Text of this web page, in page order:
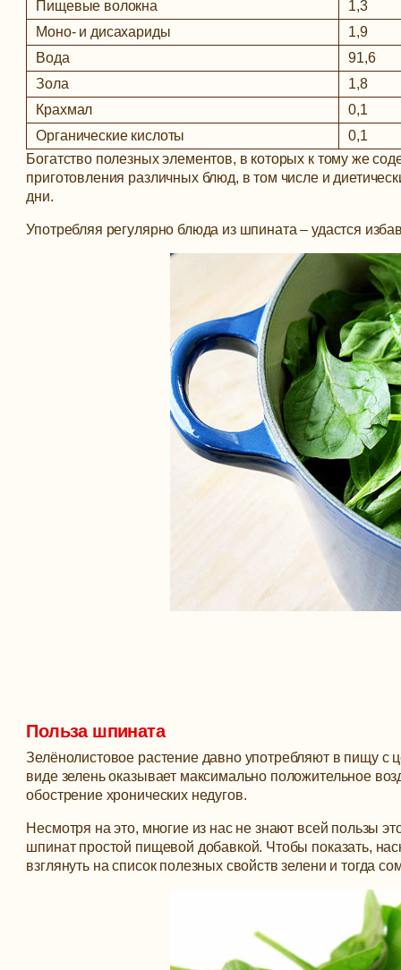
Пищевые волокна
1,3
Моно- и дисахариды
1,9
Вода
91,6
Зола
1,8
Крахмал
0,1
Органические кислоты
0,1
Богатство полезных элементов, в которых к тому же
приготовления различных блюд, в том числе и
дни.
Употребляя регулярно блюда из шпината – удастся
Польза шпината
Зелёнолистовое растение давно употребляют в пищу
виде зелень оказывает максимально положительное
обострение хронических недугов.
Несмотря на это, многие из нас не знают всей пользы
шпинат простой пищевой добавкой. Чтобы показать,
взглянуть на список полезных свойств зелени и тогда